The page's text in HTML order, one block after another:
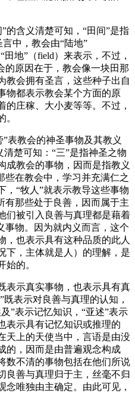
的含义清楚可知，“田间”是指
中，教会由“陆地”
田地”（field）来表示，不过，
的原因在于，教会像一块田那
教会拥有圣言，这些种子出自
物都表示教会某个方面的原
的庄稼、大小麦等等。不过，
。
表教会的神圣事物及其教义
清楚可知：“三”是指神圣之物
成教会的事物，因而是指教义
些在教会中，学习并充满仁之
，“牧人”就表示教导这些事物
有那些处于良善，因而属于主
们被引入良善与真理都是藉着
事物。因为就内义而言，这个
，也表示具有这种品质的此人
下，主体就是人）的理解，是
始的。
表示真实事物，也表示具有真
既表示对良善与真理的认知，
”表示记忆知识，“亚述”表示
表示具有记忆知识或推理的
天上的天使当中，言语是由没
的，因而是由普遍观念构成
数不清的事物包括在他们所说
良善与真理归于主，丝毫不归
唯独由主确定。由此可见，